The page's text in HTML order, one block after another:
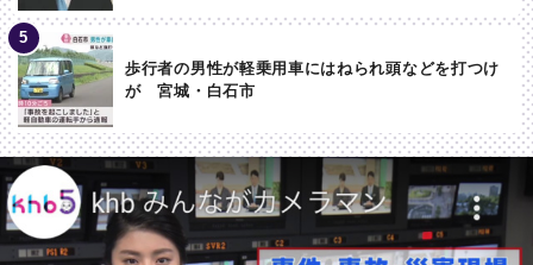
歩行者の男性が軽乗用車にはねられ頭などを打つけ
が 宮城・白石市